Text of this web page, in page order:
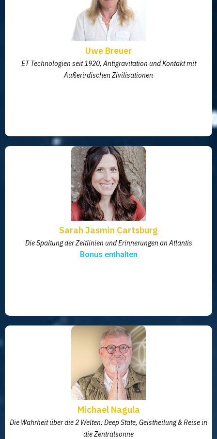
Uwe Breuer
ET Technologien seit 1920, Antigravitation und Kontakt mit
Außerirdischen Zivilisationen
Sarah Jasmin Cartsburg
Die Spaltung der Zeitlinien und Erinnerungen an Atlantis
Bonus enthalten
Michael Nagula
Die Wahrheit über die 2 Welten: Deep State, Geistheilung & Reise in
die Zentralsonne